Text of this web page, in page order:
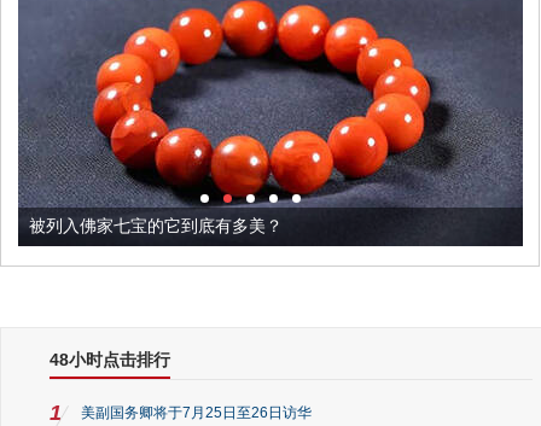
被列入佛家七宝的它到底有多美？
48小时点击排行
1 美副国务卿将于7月25日至26日访华